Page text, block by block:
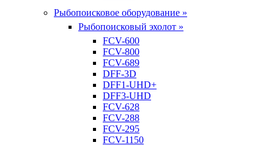
Рыбопоисковое оборудование »
Рыбопоисковый эхолот »
FCV-600
FCV-800
FCV-689
DFF-3D
DFF1-UHD+
DFF3-UHD
FCV-628
FCV-288
FCV-295
FCV-1150